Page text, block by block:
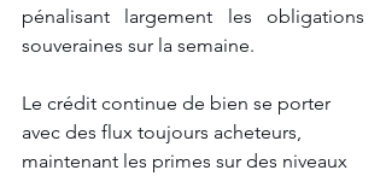
pénalisant largement les obligations
souveraines sur la semaine.
Le crédit continue de bien se porter
avec des flux toujours acheteurs,
maintenant les primes sur des niveaux